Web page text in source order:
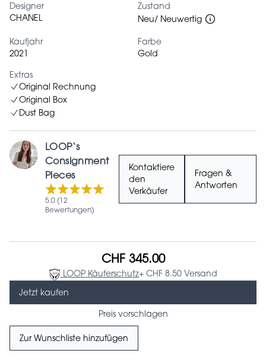
Designer
CHANEL
Zustand
Neu/ Neuwertig
Kaufjahr
2021
Farbe
Gold
Extras
Original Rechnung
Original Box
Dust Bag
LOOP‘s
Consignment
Pieces
5.0 (12
Bewertungen)
Kontaktiere
den
Verkäufer
Fragen &
Antworten
CHF 345.00
LOOP Käuferschutz+ CHF 8.50 Versand
Jetzt kaufen
Preis vorschlagen
Zur Wunschliste hinzufügen